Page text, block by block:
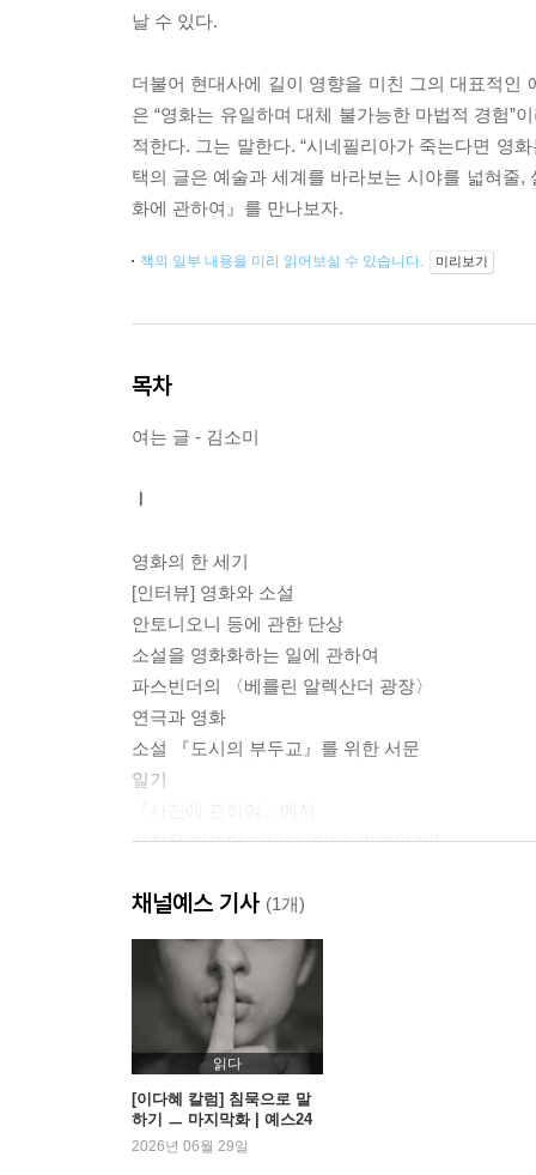
날 수 있다.
더불어 현대사에 길이 영향을 미친 그의 대표적
은 “영화는 유일하며 대체 불가능한 마법적 경험”
적한다. 그는 말한다. “시네필리아가 죽는다면 영
택의 글은 예술과 세계를 바라보는 시야를 넓혀줄,
화에 관하여』를 만나보자.
책의 일부 내용을 미리 읽어보실 수 있습니다. 미리보기
목차
여는 글 - 김소미
Ⅰ
영화의 한 세기
[인터뷰] 영화와 소설
안토니오니 등에 관한 단상
소설을 영화화하는 일에 관하여
파스빈더의 〈베를린 알렉산더 광장〉
연극과 영화
소설 『도시의 부두교』를 위한 서문
일기
사진은 의견이 아니다, 아니, 의견인가?
Ⅱ
브레송 영화의 정신적 스타일(1964)
고다르의 〈비브르 사 비〉(1964)
레네의 〈뮈리엘〉(1963)
르누아르의 〈게임의 규칙〉(1961)
베리만의 〈페르소나〉(1967)
고다르, 최상급의 크레셴도(1968)
고다르 (1968)
채널예스 기사 (1개)
읽다
[이다혜 칼럼] 침묵으로 말
하기 ㅡ 마지막화 | 예스24
2026년 06월 29일